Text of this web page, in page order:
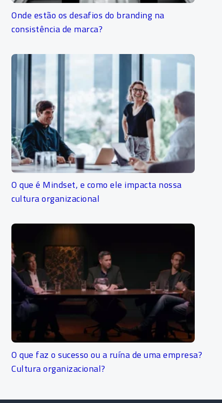
Onde estão os desafios do branding na
consistência de marca?
O que é Mindset, e como ele impacta nossa
cultura organizacional
O que faz o sucesso ou a ruína de uma empresa?
Cultura organizacional?